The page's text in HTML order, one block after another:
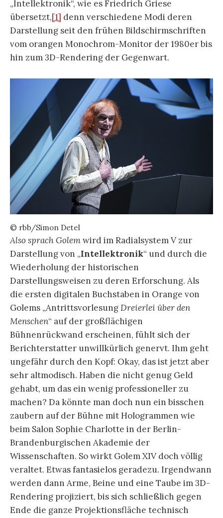
„Intellektronik“, wie es Friedrich Griese
übersetzt,[1] denn verschiedene Modi deren
Darstellung seit den frühen Bildschirmschriften
vom orangen Monochrom-Monitor der 1980er bis
hin zum 3D-Rendering der Gegenwart.
© rbb/Simon Detel
Also sprach Golemwird im Radialsystem V zur
Darstellung von „Intellektronik“ und durch die
Wiederholung der historischen
Darstellungsweisen zu deren Erforschung. Als
die ersten digitalen Buchstaben in Orange von
Golems „AntrittsvorlesungDreierlei über den
Menschen“ auf der großflächigen
Bühnenrückwand erscheinen, fühlt sich der
Berichterstatter unwillkürlich genervt. Ihm geht
ungefähr durch den Kopf: Okay, das ist jetzt aber
sehr altmodisch. Haben die nicht genug Geld
gehabt, um das ein wenig professioneller zu
machen? Da könnte man doch nun ein bisschen
zaubern auf der Bühne mit Hologrammen wie
beim Salon Sophie Charlotte in der Berlin-
Brandenburgischen Akademie der
Wissenschaften. So wirkt Golem XIV doch völlig
veraltet. Etwas fantasielos geradezu. Irgendwann
werden dann Arme, Beine und eine Taube im 3D-
Rendering projiziert, bis sich schließlich gegen
Ende die ganze Projektionsfläche technisch